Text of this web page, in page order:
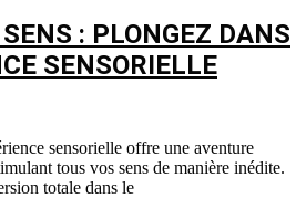
: PLONGEZ DANS
SENSORIELLE
sensorielle offre une aventure
tous vos sens de manière inédite.
totale dans le